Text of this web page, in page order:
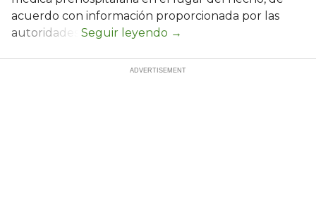
acuerdo con información proporcionada por las
autoridades.